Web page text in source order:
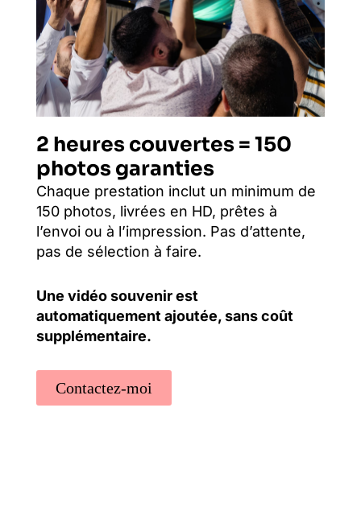
2 heures couvertes = 150
photos garanties
Chaque prestation inclut un minimum de
150 photos, livrées en HD, prêtes à
l’envoi ou à l’impression. Pas d’attente,
pas de sélection à faire.
Une vidéo souvenir est
automatiquement ajoutée, sans coût
supplémentaire.
Contactez-moi